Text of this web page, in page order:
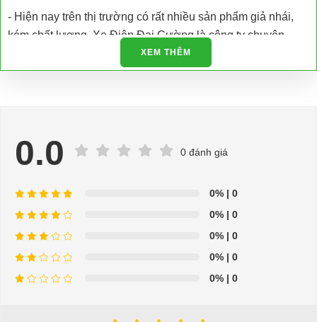
- Hiện nay trên thị trường có rất nhiều sản phẩm giả nhái,
kém chất lượng. Xe Điện Đại Cường là công ty chuyên
nhập khẩu các loại xe điện và phụ tùng xe điện trực tiếp tại
nhà máy sản xuất đảm bảo chất lượng và có giấy tờ được
- Hỗ trợ giải đáp các vấn đề liên quan đến xe điện miễn phí
- Chuyên phụ tùng, phụ kiện - thiết bị dành cho xe điện.
- Dịch vụ sửa chữa, thay thế phụ tùng, phụ kiện - thiết bị cho
xe ô tô điện.
thay thế phụ tùng, phụ kiện - thiết bị cho xe điện. Giá thành
XEM THÊM
0.0 0 đánh giá
0% | 0
0% | 0
0% | 0
0% | 0
0% | 0